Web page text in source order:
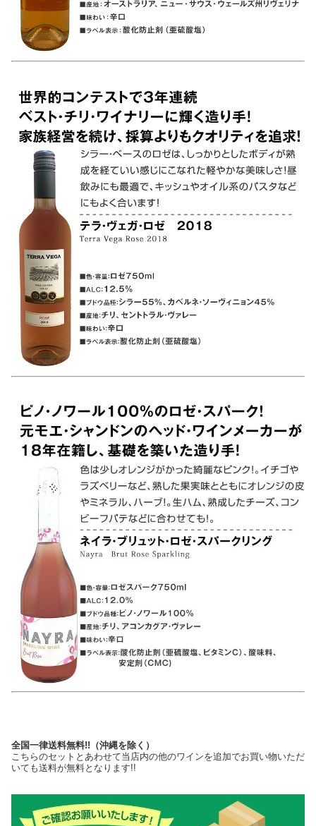
全国一律送料無料!!（沖縄を除く）
こちらのセットとあわせて当店内の他のワインを追加でお買い物いただ
いても送料が無料となります!!